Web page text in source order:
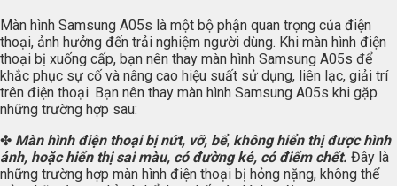
Màn hình Samsung A05s là một bộ phận quan trọng của điện
thoại, ảnh hưởng đến trải nghiệm người dùng. Khi màn hình điện
thoại bị xuống cấp, bạn nên thay màn hình Samsung A05s để
khắc phục sự cố và nâng cao hiệu suất sử dụng, liên lạc, giải trí
trên điện thoại. Bạn nên thay màn hình Samsung A05s khi gặp
những trường hợp sau:
✤ Màn hình điện thoại bị nứt, vỡ, bể, không hiển thị được hình
ảnh, hoặc hiển thị sai màu, có đường kẻ, có điểm chết. Đây là
những trường hợp màn hình điện thoại bị hỏng nặng, không thể